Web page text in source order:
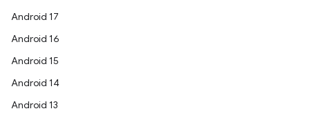
Android 17
Android 16
Android 15
Android 14
Android 13